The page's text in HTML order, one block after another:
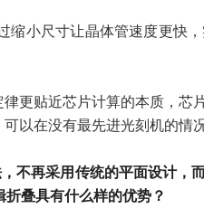
小尺寸让晶体管速度更快
更贴近芯片计算的本质，
以在没有最先进光刻机的情
不再采用传统的平面设计
叠具有什么样的优势？